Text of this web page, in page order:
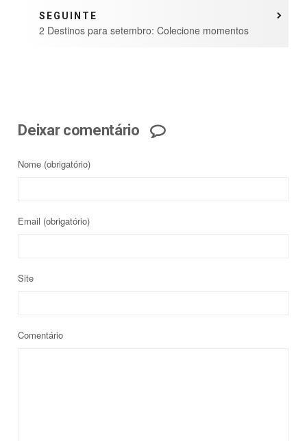
SEGUINTE
2 Destinos para setembro: Colecione momentos
Deixar comentário
Nome (obrigatório)
Email (obrigatório)
Site
Comentário